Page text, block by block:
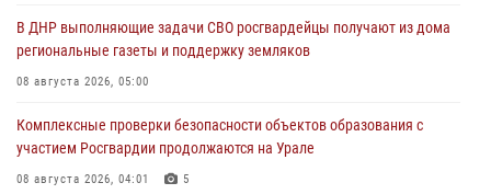
В ДНР выполняющие задачи СВО росгвардейцы получают из дома
региональные газеты и поддержку земляков
08 августа 2026, 05:00
Комплексные проверки безопасности объектов образования с
участием Росгвардии продолжаются на Урале
08 августа 2026, 04:01 5